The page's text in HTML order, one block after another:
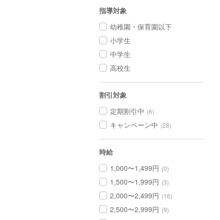
指導対象
幼稚園・保育園以下
小学生
中学生
高校生
割引対象
定期割引中 (6)
キャンペーン中 (28)
時給
1,000〜1,499円 (0)
1,500〜1,999円 (3)
2,000〜2,499円 (16)
2,500〜2,999円 (9)